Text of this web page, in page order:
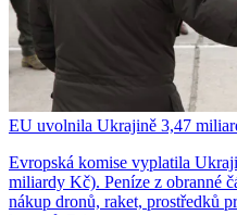
EU uvolnila Ukrajině 3,47
Evropská komise vyplatila
miliardy Kč). Peníze z obranné
nákup dronů, raket, prostředků